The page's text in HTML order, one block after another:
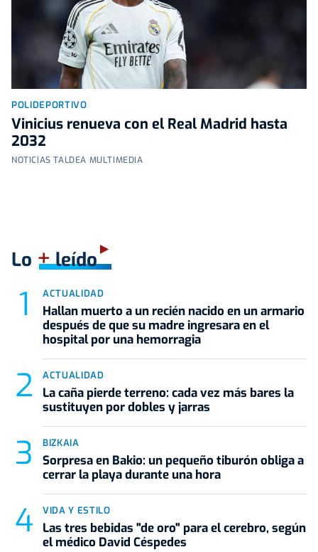
POLIDEPORTIVO
Vinicius renueva con el Real Madrid hasta
2032
NOTICIAS TALDEA MULTIMEDIA
Lo +leído
ACTUALIDAD
Hallan muerto a un recién nacido en un armario
después de que su madre ingresara en el
hospital por una hemorragia
ACTUALIDAD
La caña pierde terreno: cada vez más bares la
sustituyen por dobles y jarras
BIZKAIA
Sorpresa en Bakio: un pequeño tiburón obliga a
cerrar la playa durante una hora
VIDA Y ESTILO
Las tres bebidas "de oro" para el cerebro, según
el médico David Céspedes